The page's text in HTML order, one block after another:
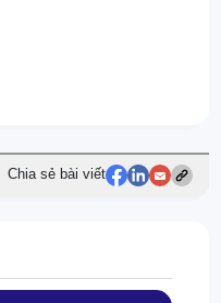
Chia sẻ bài viết